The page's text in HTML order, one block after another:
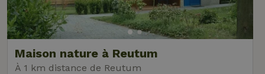
Maison nature à Reutum
À 1 km distance de Reutum